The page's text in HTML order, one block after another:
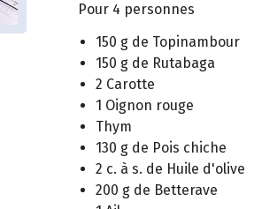
Pour 4 personnes
150 g de Topinambour
150 g de Rutabaga
2 Carotte
1 Oignon rouge
Thym
130 g de Pois chiche
2 c. à s. de Huile d'olive
200 g de Betterave